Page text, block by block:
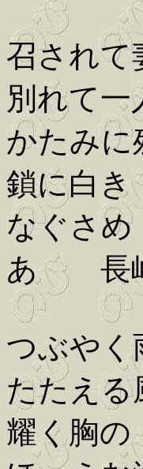
召され
別れて
かたみ
鎖に白
なぐさ
あゝ 長
つぶや
たたえ
耀く胸